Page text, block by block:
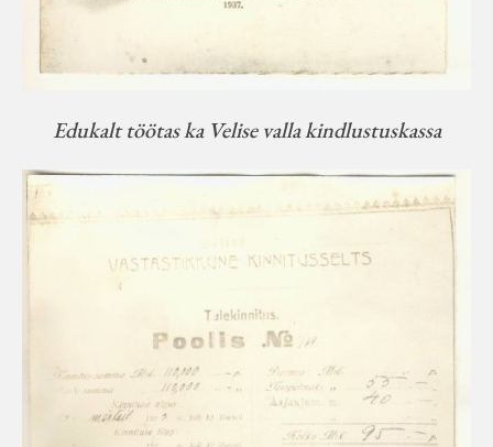
Edukalt töötas ka Velise valla kindlustuskassa